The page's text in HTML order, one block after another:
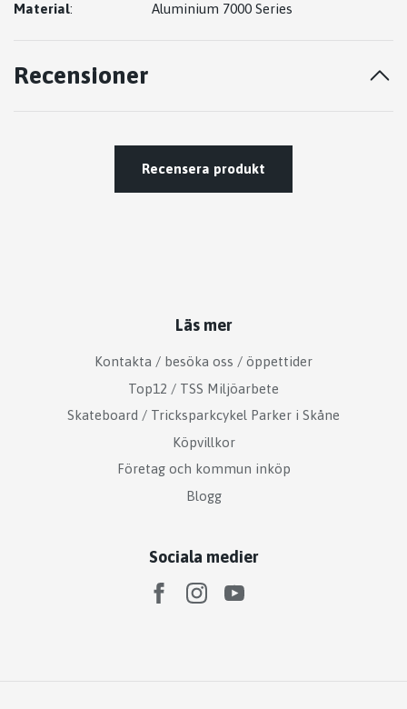
Material: Aluminium 7000 Series
Recensioner
Recensera produkt
Läs mer
Kontakta / besöka oss / öppettider
Top12 / TSS Miljöarbete
Skateboard / Tricksparkcykel Parker i Skåne
Köpvillkor
Företag och kommun inköp
Blogg
Sociala medier